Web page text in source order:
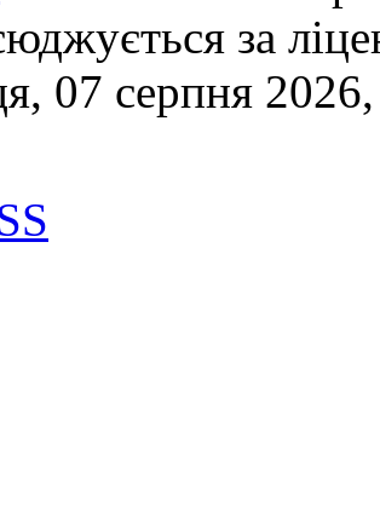
за
07 серпня